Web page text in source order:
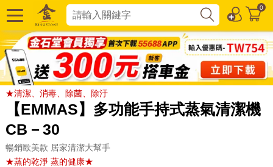
0
★清潔、消毒、除菌、除汙
【EMMAS】多功能手持式蒸氣清潔機
CB－30
暢銷歐美款 居家清潔大幫手
★蒸的乾淨 蒸的健康★